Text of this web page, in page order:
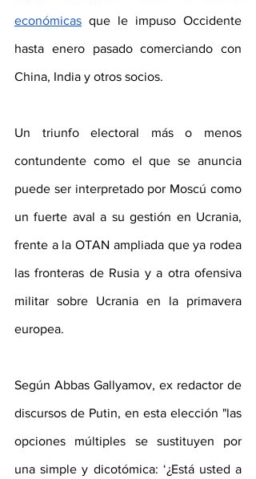
económicas que le impuso Occidente
hasta enero pasado comerciando con
China, India y otros socios.
Un triunfo electoral más o menos
contundente como el que se anuncia
puede ser interpretado por Moscú como
un fuerte aval a su gestión en Ucrania,
frente a la OTAN ampliada que ya rodea
las fronteras de Rusia y a otra ofensiva
militar sobre Ucrania en la primavera
europea.
Según Abbas Gallyamov, ex redactor de
discursos de Putin, en esta elección "las
opciones múltiples se sustituyen por
una simple y dicotómica: ‘¿Está usted a